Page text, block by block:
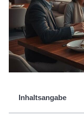
Inhaltsangabe